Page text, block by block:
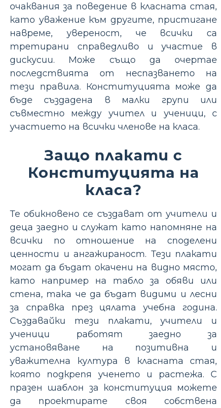
очаквания за поведение в класната стая,
като уважение към другите, пристигане
навреме, увереност, че всички са
третирани справедливо и участие в
дискусии. Може също да очертае
последствията от неспазването на
тези правила. Конституцията може да
бъде създадена в малки групи или
съвместно между учител и ученици, с
участието на всички членове на класа.
Защо плакати с
Конституцията на
класа?
Те обикновено се създават от учители и
деца заедно и служат като напомняне на
всички по отношение на споделени
ценности и ангажираност. Тези плакати
могат да бъдат окачени на видно място,
като например на табло за обяви или
стена, така че да бъдат видими и лесни
за справка през цялата учебна година.
Създавайки тези плакати, учители и
ученици работят заедно за
установяване на позитивна и
уважителна култура в класната стая,
която подкрепя ученето и растежа. С
празен шаблон за конституция можете
да проектирате своя собствена